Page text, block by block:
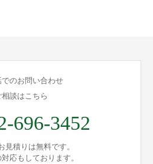
でのお問い合わせ
相談はこちら
696-3452
見積りは無料です。
応もしております。